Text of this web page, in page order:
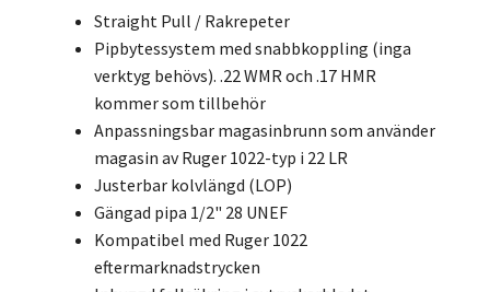
Straight Pull / Rakrepeter
Pipbytessystem med snabbkoppling (inga
verktyg behövs). .22 WMR och .17 HMR
kommer som tillbehör
Anpassningsbar magasinbrunn som använder
magasin av Ruger 1022-typ i 22 LR
Justerbar kolvlängd (LOP)
Gängad pipa 1/2" 28 UNEF
Kompatibel med Ruger 1022
eftermarknadstrycken